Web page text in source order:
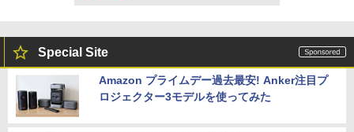
Special Site
Amazon プライムデー過去最安! Anker注目プ
ロジェクター3モデルを使ってみた